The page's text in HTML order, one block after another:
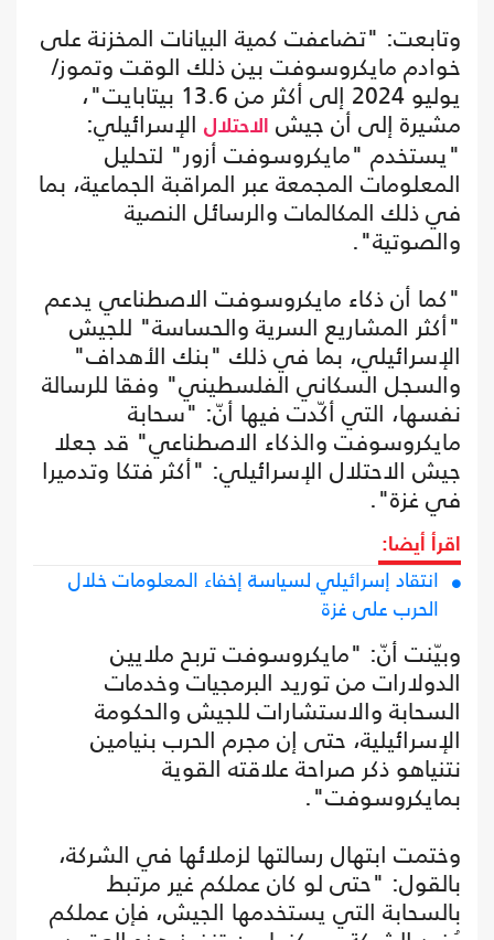
وتابعت: "تضاعفت كمية البيانات المخزنة على
خوادم مايكروسوفت بين ذلك الوقت وتموز/
يوليو 2024 إلى أكثر من 13.6 بيتابايت"،
مشيرة إلى أن جيش الاحتلال الإسرائيلي:
"يستخدم "مايكروسوفت أزور" لتحليل
المعلومات المجمعة عبر المراقبة الجماعية، بما
في ذلك المكالمات والرسائل النصية
والصوتية".
"كما أن ذكاء مايكروسوفت الاصطناعي يدعم
"أكثر المشاريع السرية والحساسة" للجيش
الإسرائيلي، بما في ذلك "بنك الأهداف"
والسجل السكاني الفلسطيني" وفقا للرسالة
نفسها، التي أكّدت فيها أنّ: "سحابة
مايكروسوفت والذكاء الاصطناعي" قد جعلا
جيش الاحتلال الإسرائيلي: "أكثر فتكا وتدميرا
في غزة".
اقرأ أيضا:
انتقاد إسرائيلي لسياسة إخفاء المعلومات خلال
الحرب على غزة
وبيّنت أنّ: "مايكروسوفت تربح ملايين
الدولارات من توريد البرمجيات وخدمات
السحابة والاستشارات للجيش والحكومة
الإسرائيلية، حتى إن مجرم الحرب بنيامين
نتنياهو ذكر صراحة علاقته القوية
بمايكروسوفت".
وختمت ابتهال رسالتها لزملائها في الشركة،
بالقول: "حتى لو كان عملكم غير مرتبط
بالسحابة التي يستخدمها الجيش، فإن عملكم